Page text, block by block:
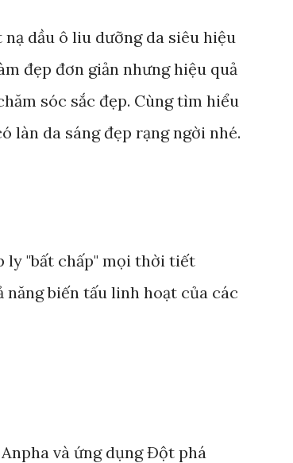
nạ dầu ô liu dưỡng da siêu hiệu
đẹp đơn giản nhưng hiệu quả
sóc sắc đẹp. Cùng tìm hiểu
làn da sáng đẹp rạng ngời nhé.
ly "bất chấp" mọi thời tiết
biến tấu linh hoạt của các
và ứng dụng Đột phá